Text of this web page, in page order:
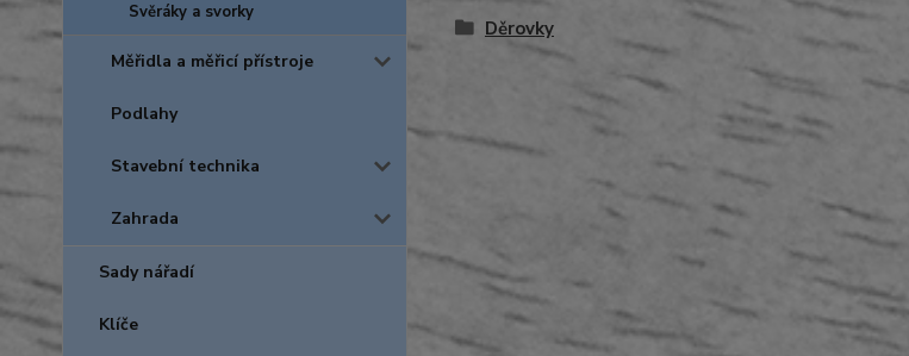
Svěráky a svorky
Měřidla a měřicí přístroje
Podlahy
Stavební technika
Zahrada
Sady nářadí
Klíče
Děrovky